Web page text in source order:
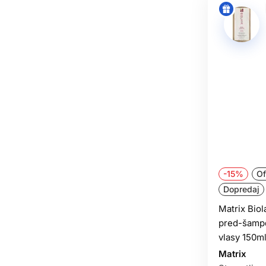
-15%
Dopredaj
Matrix
pred-
vlasy 150ml
Matrix